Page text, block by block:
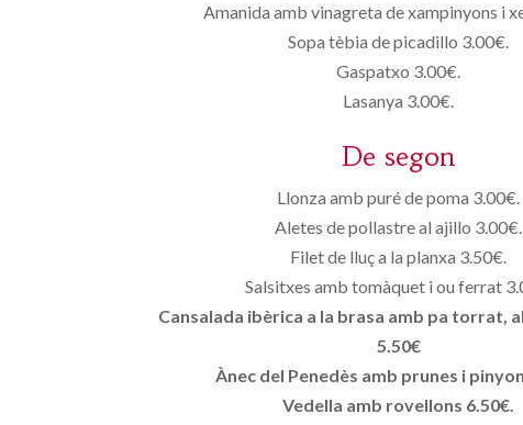
Amanida amb vinagreta de xampinyons i
Sopa tèbia de picadillo 3.00€.
Gaspatxo 3.00€.
Lasanya 3.00€.
De segon
Llonza amb puré de poma 3.00€.
Aletes de pollastre al ajillo 3.00€.
Filet de lluç a la planxa 3.50€.
Salsitxes amb tomàquet i ou ferrat
Cansalada ibèrica a la brasa amb pa torrat,
5.50€
Ànec del Penedès amb prunes i
Vedella amb rovellons 6.50€.